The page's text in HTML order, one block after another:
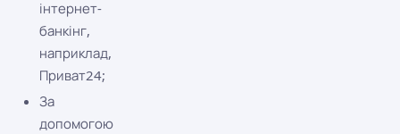
інтернет-
банкінг,
наприклад,
Приват24;
За
допомогою